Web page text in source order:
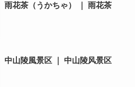
雨花茶（うかちゃ） ｜ 雨花茶
中山陵風景区 ｜ 中山陵风景区